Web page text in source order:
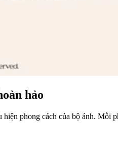
hảo
phong cách của bộ ảnh. Mỗi